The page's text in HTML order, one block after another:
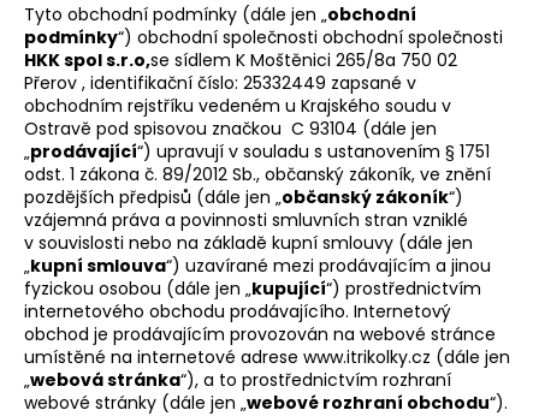
Tyto obchodní podmínky (dále jen „obchodní
podmínky“) obchodní společnosti obchodní společnosti
HKK spol s.r.o,se sídlem K Moštěnici 265/8a 750 02
Přerov , identifikační číslo: 25332449 zapsané v
obchodním rejstříku vedeném u Krajského soudu v
Ostravě pod spisovou značkou C 93104 (dále jen
„prodávající“) upravují v souladu s ustanovením § 1751
odst. 1 zákona č. 89/2012 Sb., občanský zákoník, ve znění
pozdějších předpisů (dále jen „občanský zákoník“)
vzájemná práva a povinnosti smluvních stran vzniklé
v souvislosti nebo na základě kupní smlouvy (dále jen
„kupní smlouva“) uzavírané mezi prodávajícím a jinou
fyzickou osobou (dále jen „kupující“) prostřednictvím
internetového obchodu prodávajícího. Internetový
obchod je prodávajícím provozován na webové stránce
umístěné na internetové adrese www.itrikolky.cz (dále jen
„webová stránka“), a to prostřednictvím rozhraní
webové stránky (dále jen „webové rozhraní obchodu“).
í
t
?
HLEDAT
D
o
p
o